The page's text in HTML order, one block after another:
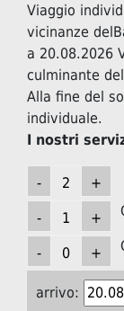
Viaggio
vicinanze
a 20.08.2026
culminante
Alla fine del
individuale.
I nostri
arrivo: